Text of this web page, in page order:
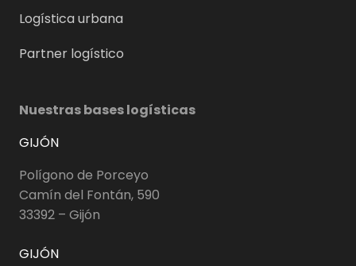
Logística urbana
Partner logístico
Nuestras bases logísticas
GIJÓN
Polígono de Porceyo
Camín del Fontán, 590
33392 – Gijón
GIJÓN